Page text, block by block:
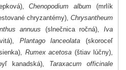
Chenopodium album
(mrlík
chryzantémy), Chrysantheum
annuus (slnečnica ročná),
Iva
Plantago lanceolata
(skoroceľ
Rumex acetosa (štiav lúčny),
kanadská),
Taraxacum officinale